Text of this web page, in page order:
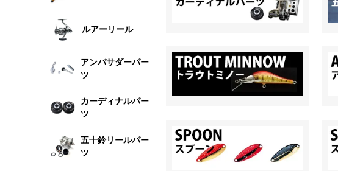
ルアーリール
アンバサダーパー
ツ
カーディナルパー
ツ
五十鈴リールパー
ツ